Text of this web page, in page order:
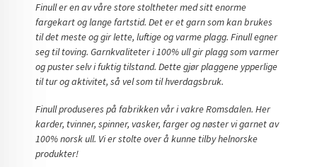
Finull er en av våre store stoltheter med sitt enorme
fargekart og lange fartstid. Det er et garn som kan brukes
til det meste og gir lette, luftige og varme plagg. Finull egner
seg til toving. Garnkvaliteter i 100% ull gir plagg som varmer
og puster selv i fuktig tilstand. Dette gjør plaggene ypperlige
til tur og aktivitet, så vel som til hverdagsbruk.
Finull produseres på fabrikken vår i vakre Romsdalen. Her
karder, tvinner, spinner, vasker, farger og nøster vi garnet av
100% norsk ull. Vi er stolte over å kunne tilby helnorske
produkter!